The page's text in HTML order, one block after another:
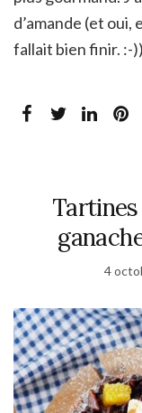
d’amande (et oui,
fallait bien finir. :-
4